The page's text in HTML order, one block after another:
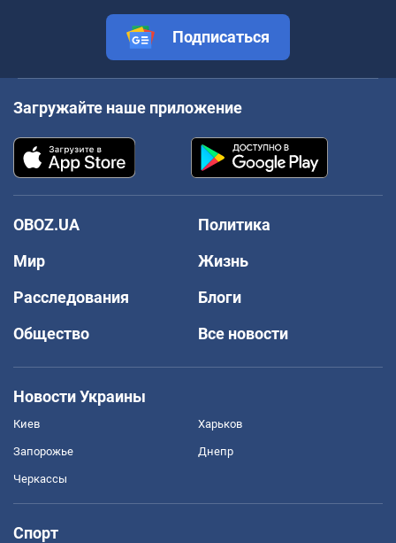
Подписаться
Загружайте наше приложение
OBOZ.UA
Политика
Мир
Жизнь
Расследования
Блоги
Общество
Все новости
Новости Украины
Киев Харьков
Запорожье Днепр
Черкассы
Спорт